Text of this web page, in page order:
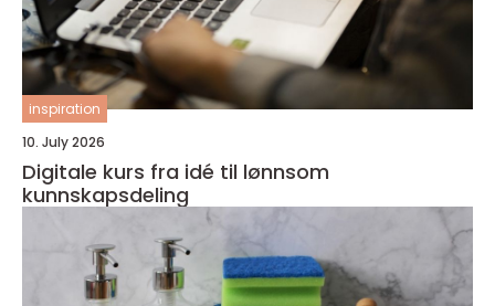
inspiration
10. July 2026
Digitale kurs fra idé til lønnsom
kunnskapsdeling